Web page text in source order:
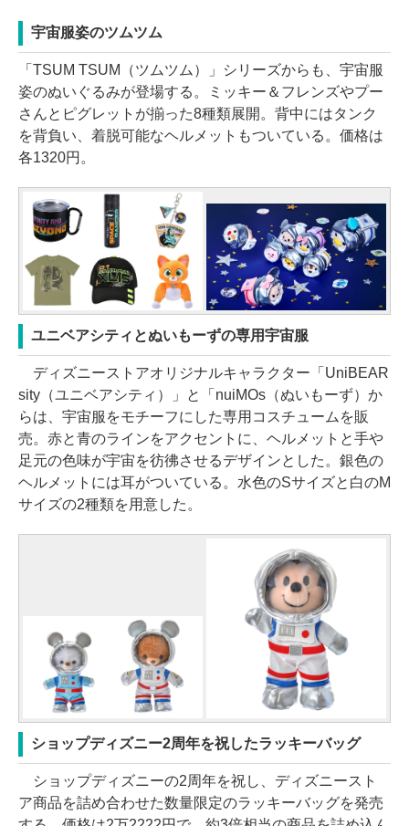
宇宙服姿のツムツム
「TSUM TSUM（ツムツム）」シリーズからも、宇宙服
姿のぬいぐるみが登場する。ミッキー＆フレンズやプー
さんとピグレットが揃った8種類展開。背中にはタンク
を背負い、着脱可能なヘルメットもついている。価格は
各1320円。
ユニベアシティとぬいもーずの専用宇宙服
ディズニーストアオリジナルキャラクター「UniBEAR
sity（ユニベアシティ）」と「nuiMOs（ぬいもーず）か
らは、宇宙服をモチーフにした専用コスチュームを販
売。赤と青のラインをアクセントに、ヘルメットと手や
足元の色味が宇宙を彷彿させるデザインとした。銀色の
ヘルメットには耳がついている。水色のSサイズと白のM
サイズの2種類を用意した。
ショップディズニー2周年を祝したラッキーバッグ
ショップディズニーの2周年を祝し、ディズニースト
ア商品を詰め合わせた数量限定のラッキーバッグを発売